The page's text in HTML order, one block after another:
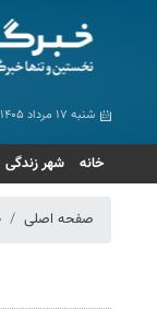
شنبه ۱۷ مرداد ۱۴۰۵
خانه شهر زندگی
صفحه اصلی